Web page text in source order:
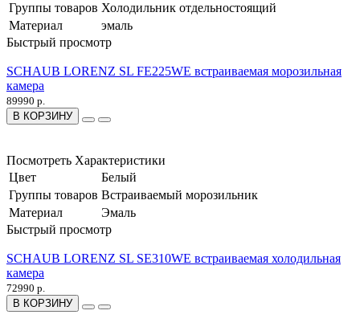
Группы товаров Холодильник отдельностоящий
Материал
эмаль
Быстрый просмотр
SCHAUB LORENZ SL FE225WE встраиваемая морозильная
камера
89990 р.
В КОРЗИНУ
Посмотреть Характеристики
Цвет
Белый
Группы товаров Встраиваемый морозильник
Материал
Эмаль
Быстрый просмотр
SCHAUB LORENZ SL SE310WE встраиваемая холодильная
камера
72990 р.
В КОРЗИНУ